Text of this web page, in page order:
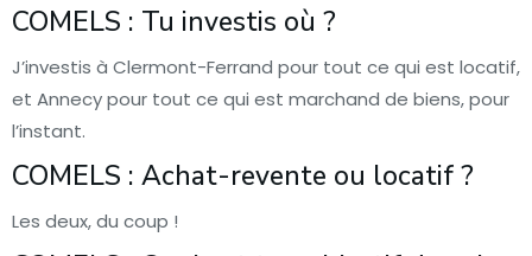
COMELS : Tu investis où ?
J’investis à Clermont-Ferrand pour tout ce qui est locatif,
et Annecy pour tout ce qui est marchand de biens, pour
l’instant.
COMELS : Achat-revente ou locatif ?
Les deux, du coup !